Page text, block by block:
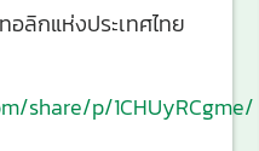
ลิกแห่งประเทศไทย
share/p/1CHUyRCgme/